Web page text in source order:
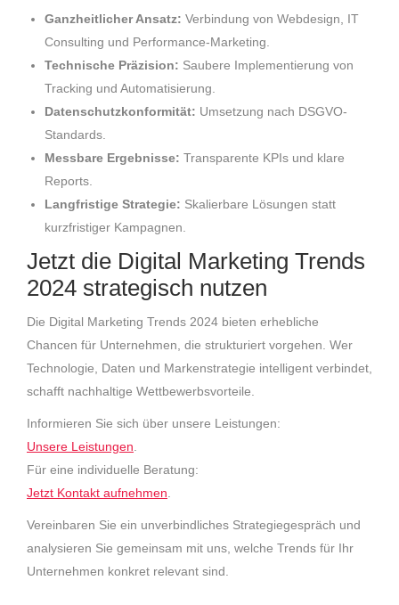
Ganzheitlicher Ansatz: Verbindung von Webdesign, IT
Consulting und Performance-Marketing.
Technische Präzision: Saubere Implementierung von
Tracking und Automatisierung.
Datenschutzkonformität: Umsetzung nach DSGVO-
Standards.
Messbare Ergebnisse: Transparente KPIs und klare
Reports.
Langfristige Strategie: Skalierbare Lösungen statt
kurzfristiger Kampagnen.
Jetzt die Digital Marketing Trends
2024 strategisch nutzen
Die Digital Marketing Trends 2024 bieten erhebliche
Chancen für Unternehmen, die strukturiert vorgehen. Wer
Technologie, Daten und Markenstrategie intelligent verbindet,
schafft nachhaltige Wettbewerbsvorteile.
Informieren Sie sich über unsere Leistungen:
Unsere Leistungen
Für eine individuelle Beratung:
Jetzt Kontakt aufnehmen
Vereinbaren Sie ein unverbindliches Strategiegespräch und
analysieren Sie gemeinsam mit uns, welche Trends für Ihr
Unternehmen konkret relevant sind.